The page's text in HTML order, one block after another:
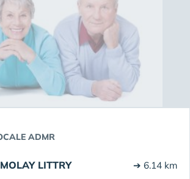
ADMR
LITTRY ➔ 6.14 km